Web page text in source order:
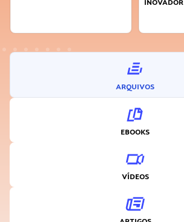
INOVADOR
ARQUIVOS
EBOOKS
VÍDEOS